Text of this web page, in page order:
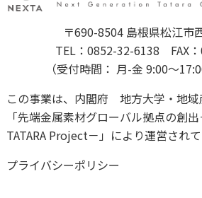
〒690-8504 島根県松江市
TEL：0852-32-6138 FAX
（受付時間： 月-金 9:00～
この事業は、内閣府 地方大学・地
「先端金属素材グローバル拠点の創
TATARA Project－」により運営されて
プライバシーポリシー